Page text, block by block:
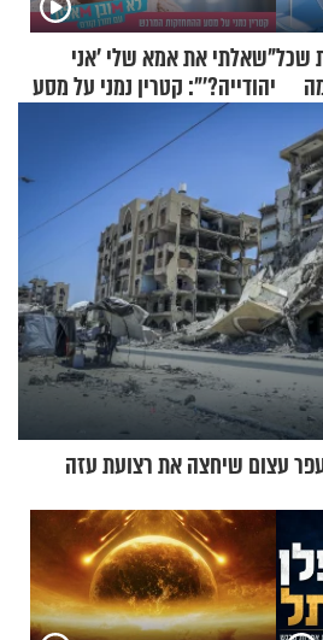
שכל"שאלתי את אמא שלי 'אני
יהודייה?'": קטרין נמני על מסע
ההתחזקות המרגש
עצום שיחצה את רצועת עזה